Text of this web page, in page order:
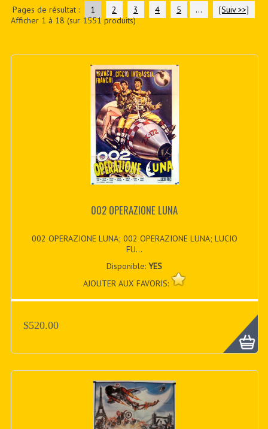
PDF BOOKS
Pages de résultat : 1 2 3 4 5 ...
[Suiv >>]
Afficher 1 à 18 (sur 1551 produits)
002 OPERAZIONE LUNA
002 OPERAZIONE LUNA; 002 OPERAZIONE LUNA; LUCIO
FU...
Disponible:YES
AJOUTER AUX FAVORIS:
$520.00